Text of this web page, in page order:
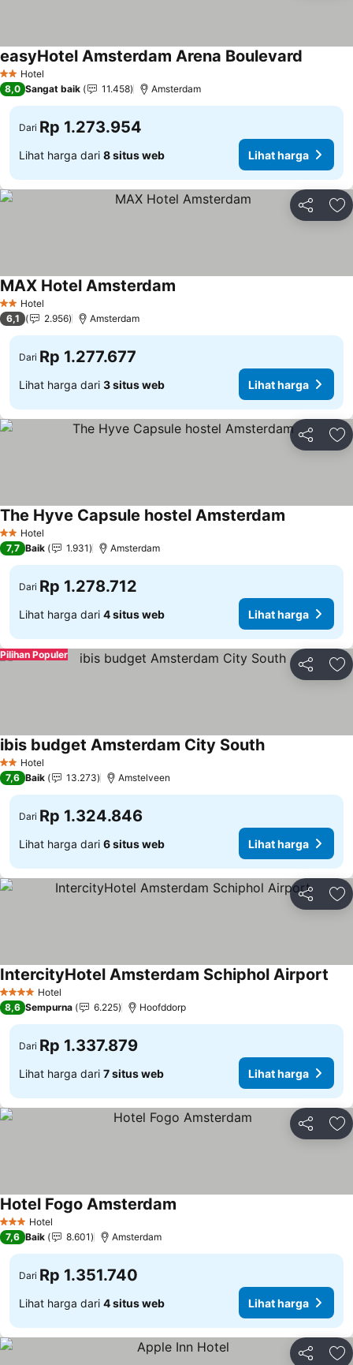
2 Bintang
Hotel
easyHotel Amsterdam Arena Boulevard
8,0 Sangat baik 11.458 Amsterdam
Dari Rp 1.273.954
Lihat harga dari 8 situs web Lihat harga
Bagikan
2 Bintang
Hotel
MAX Hotel Amsterdam
6,1 2.956 Amsterdam
Dari Rp 1.277.677
Lihat harga dari 3 situs web Lihat harga
Bagikan
2 Bintang
Hotel
The Hyve Capsule hostel Amsterdam
7,7 Baik 1.931 Amsterdam
Dari Rp 1.278.712
Lihat harga dari 4 situs web Lihat harga
Bagikan
Pilihan Populer
2 Bintang
Hotel
ibis budget Amsterdam City South
7,6 Baik 13.273 Amstelveen
Dari Rp 1.324.846
Lihat harga dari 6 situs web Lihat harga
Bagikan
4 BintangHotel
IntercityHotel Amsterdam Schiphol Airport
8,6 Sempurna 6.225 Hoofddorp
Dari Rp 1.337.879
Lihat harga dari 7 situs web Lihat harga
Bagikan
3 BintangHotel
Hotel Fogo Amsterdam
7,6 Baik 8.601 Amsterdam
Dari Rp 1.351.740
Lihat harga dari 4 situs web Lihat harga
Bagikan